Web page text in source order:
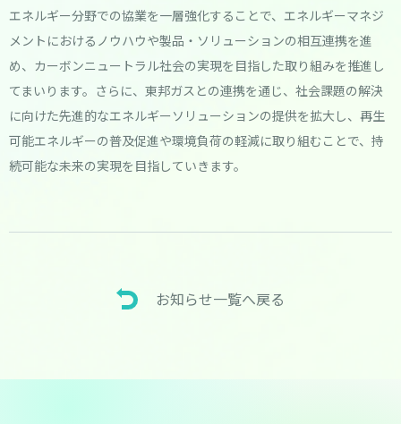
エネルギー分野での協業を一層強化することで、エネルギーマネジ
メントにおけるノウハウや製品・ソリューションの相互連携を進
め、カーボンニュートラル社会の実現を目指した取り組みを推進し
てまいります。さらに、東邦ガスとの連携を通じ、社会課題の解決
に向けた先進的なエネルギーソリューションの提供を拡大し、再生
可能エネルギーの普及促進や環境負荷の軽減に取り組むことで、持
続可能な未来の実現を目指していきます。
お知らせ一覧へ戻る